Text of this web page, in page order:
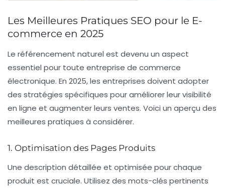
Les Meilleures Pratiques SEO pour le E-
commerce en 2025
Le référencement naturel est devenu un aspect
essentiel pour toute entreprise de commerce
électronique. En 2025, les entreprises doivent adopter
des stratégies spécifiques pour améliorer leurvisibilité
en ligne et augmenter leurs ventes. Voici un aperçu des
meilleures pratiques à considérer.
1. Optimisation des Pages Produits
Une description détaillée et optimisée pour chaque
produit est cruciale. Utilisez des mots-clés pertinents